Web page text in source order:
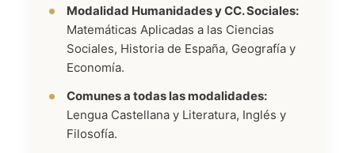
Modalidad Humanidades y CC. Sociales:
Matemáticas Aplicadas a las Ciencias
Sociales, Historia de España, Geografía y
Economía.
Comunes a todas las modalidades:
Lengua Castellana y Literatura, Inglés y
Filosofía.